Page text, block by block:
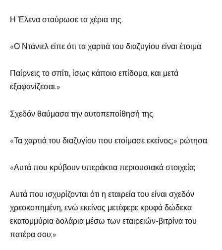
Η Έλενα σταύρωσε τα χέρια της.
«Ο Ντάνιελ είπε ότι τα χαρτιά του διαζυγίου είναι έτοιμα.
Παίρνεις το σπίτι, ίσως κάποιο επίδομα, και μετά
εξαφανίζεσαι.»
Σχεδόν θαύμασα την αυτοπεποίθησή της.
«Τα χαρτιά του διαζυγίου που ετοίμασε εκείνος;» ρώτησα.
«Αυτά που κρύβουν υπεράκτια περιουσιακά στοιχεία;
Αυτά που ισχυρίζονται ότι η εταιρεία του είναι σχεδόν
χρεοκοπημένη, ενώ εκείνος μετέφερε κρυφά δώδεκα
εκατομμύρια δολάρια μέσω των εταιρειών-βιτρίνα του
πατέρα σου;»